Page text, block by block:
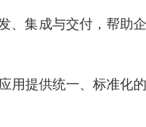
、集成与交付，帮助
提供统一、标准化